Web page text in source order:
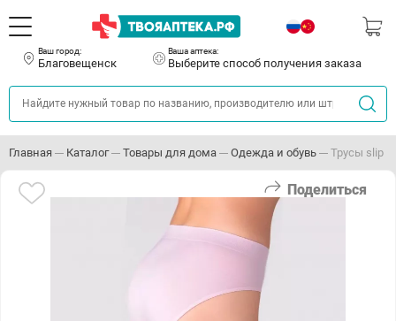
Ваш город:
Благовещенск
Ваша аптека:
Выберите способ получения заказа
Главная Каталог Товары для дома Одежда и обувь Трусы slip
Поделиться